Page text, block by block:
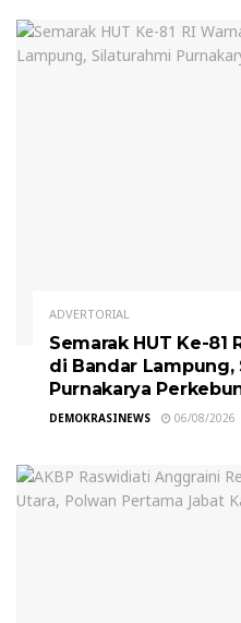
ADVERTORIAL
Semarak HUT Ke-81
di Bandar Lampung,
Purnakarya
DEMOKRASINEWS 06/08/2026